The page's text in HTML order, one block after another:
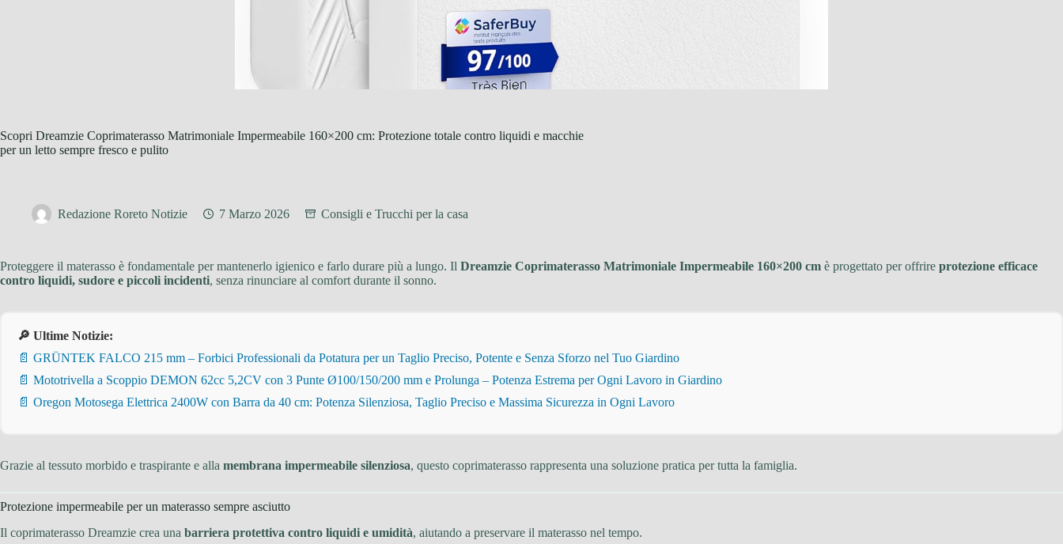
Scopri Dreamzie Coprimaterasso Matrimoniale Impermeabile 160×200 cm: Protezione totale contro liquidi e macchie
per un letto sempre fresco e pulito
Redazione Roreto Notizie 7 Marzo 2026 Consigli e Trucchi per la casa
Proteggere il materasso è fondamentale per mantenerlo igienico e farlo durare più a lungo. Il Dreamzie Coprimaterasso Matrimoniale Impermeabile 160×200 cm è progettato per offrire protezione efficace
contro liquidi, sudore e piccoli incidenti, senza rinunciare al comfort durante il sonno.
🔎 Ultime Notizie:
📄 GRÜNTEK FALCO 215 mm – Forbici Professionali da Potatura per un Taglio Preciso, Potente e Senza Sforzo nel Tuo Giardino
📄 Mototrivella a Scoppio DEMON 62cc 5,2CV con 3 Punte Ø100/150/200 mm e Prolunga – Potenza Estrema per Ogni Lavoro in Giardino
📄 Oregon Motosega Elettrica 2400W con Barra da 40 cm: Potenza Silenziosa, Taglio Preciso e Massima Sicurezza in Ogni Lavoro
Grazie al tessuto morbido e traspirante e alla membrana impermeabile silenziosa, questo coprimaterasso rappresenta una soluzione pratica per tutta la famiglia.
Protezione impermeabile per un materasso sempre asciutto
Il coprimaterasso Dreamzie crea una barriera protettiva contro liquidi e umidità, aiutando a preservare il materasso nel tempo.